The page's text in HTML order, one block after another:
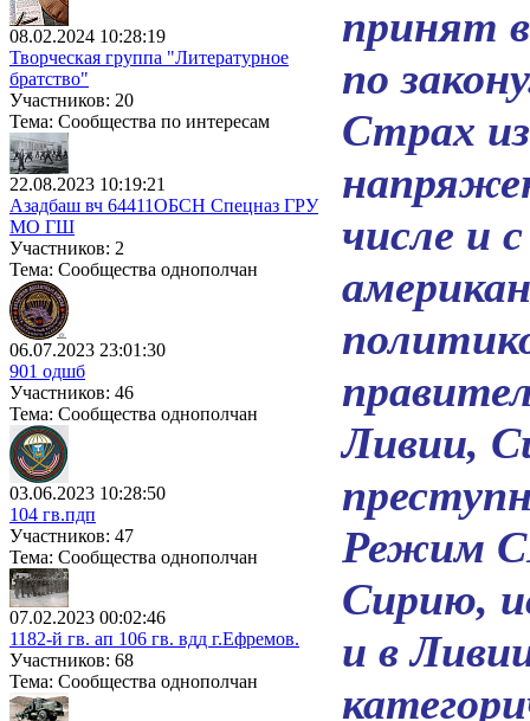
08.02.2024 10:28:19
Творческая группа "Литературное
братство"
Участников: 20
Тема: Сообщества по интересам
22.08.2023 10:19:21
Азадбаш вч 64411ОБСН Спецназ ГРУ
МО ГШ
Участников: 2
Тема: Сообщества однополчан
06.07.2023 23:01:30
901 одшб
Участников: 46
Тема: Сообщества однополчан
03.06.2023 10:28:50
104 гв.пдп
Участников: 47
Тема: Сообщества однополчан
07.02.2023 00:02:46
1182-й гв. ап 106 гв. вдд г.Ефремов.
Участников: 68
Тема: Сообщества однополчан
принят
по
Страх
числе и
Ливии,
Режим
Сирию,
и в